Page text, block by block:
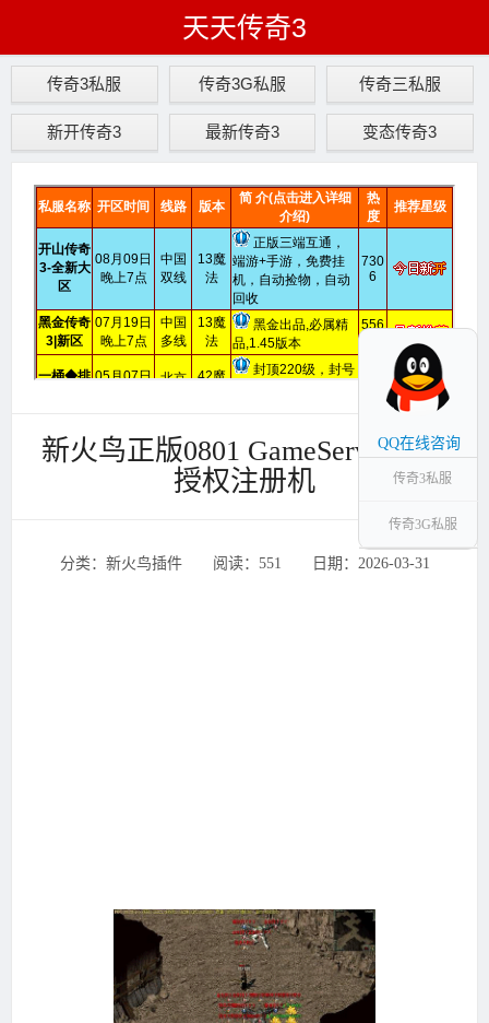
天天传奇3
传奇3私服 传奇3G私服 传奇三私服
新开传奇3 最新传奇3 变态传奇3
新火鸟正版0801 GameServer引擎
授权注册机
分类：新火鸟插件 ‌‍阅读：551 ‌‍日期：2026-03-31
QQ在线咨询
传奇3私服
传奇3G私服